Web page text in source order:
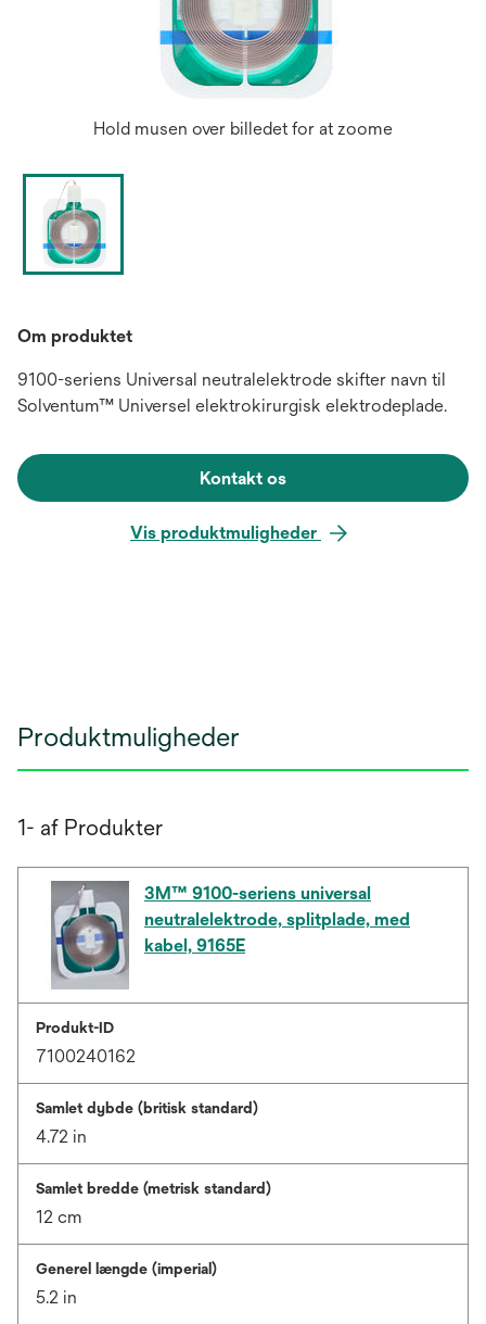
Hold musen over billedet for at zoome
Om produktet
9100-seriens Universal neutralelektrode skifter navn til
Solventum™ Universel elektrokirurgisk elektrodeplade.
Kontakt os
Vis produktmuligheder
Produktmuligheder
1- af Produkter
3M™ 9100-seriens universal
neutralelektrode, splitplade, med
kabel, 9165E
Produkt-ID
7100240162
Samlet dybde (britisk standard)
4.72 in
Samlet bredde (metrisk standard)
12 cm
Generel længde (imperial)
5.2 in